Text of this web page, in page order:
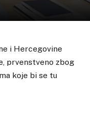
i Hercegovine
prvenstveno zbog
koje bi se tu